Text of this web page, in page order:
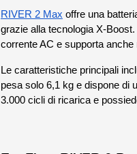
RIVER 2 Max offre una
grazie alla tecnologia X-
corrente AC e supporta
Le caratteristiche principali
pesa solo 6,1 kg e dispone di
3.000 cicli di ricarica e